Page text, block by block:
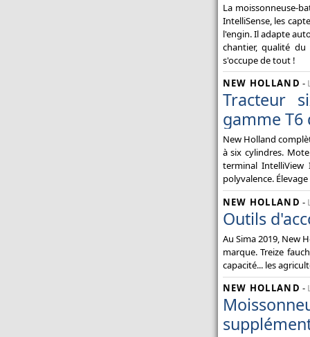
La moissonneuse-
IntelliSense, les
l'engin. Il adapte
chantier, qualité
s'occupe de tout !
NEW HOLLAND -
Tracteur
gamme T6
New Holland
à six cylindres.
terminal
polyvalence.
NEW HOLLAND -
Outils
Au Sima 2019, New
marque. Treize
capacité... les
NEW HOLLAND -